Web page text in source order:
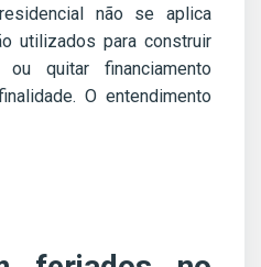
não se aplica
utilizados para construir
quitar financiamento
O entendimento